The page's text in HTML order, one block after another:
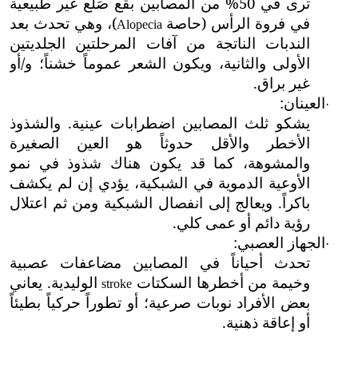
في فروة الرأس (حاصةAlopecia)، وهي تحدث بعد
الندبات الناتجة من آفات المرحلتين الجلديتين
الأولى والثانية، ويكون الشعر عموماً خشناً؛ و/أو
غير براق.
·العينان:
يشكو ثلث المصابين اضطرابات عينية. والشذوذ
الأخطر والأقل حدوثاً هو العين الصغيرة
والمشوهة، كما قد يكون هناك شذوذ في نمو
الأوعية الدموية في الشبكية، يؤدي إن لم يكشف
باكراً. ويعالج إلى انفصال الشبكية ومن ثم اعتلال
رؤية دائم أو عمى كلي.
·الجهاز العصبي:
تحدث أحياناً في المصابين مضاعفات عصبية
وخيمة من أخطرها السكتات stroke الوليدية. يعاني
بعض الأفراد نوبات صرعية؛ أو تطوراً حركياً بطيئاً
أو إعاقة ذهنية.